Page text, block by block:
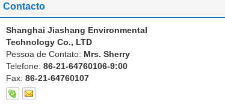
Contacto
Shanghai Jiashang Environmental
Technology Co., LTD
Pessoa de Contato: Mrs. Sherry
Telefone: 86-21-64760106-9:00
Fax: 86-21-64760107